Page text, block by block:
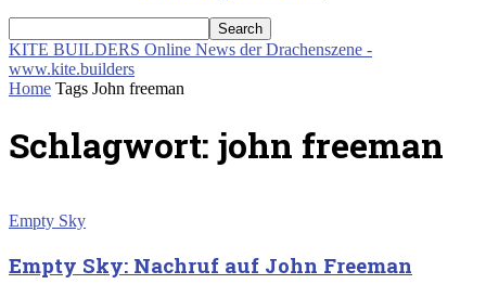
KITE BUILDERS Online News der Drachenszene -
www.kite.builders
Home Tags John freeman
Schlagwort: john freeman
Empty Sky
Empty Sky: Nachruf auf John Freeman